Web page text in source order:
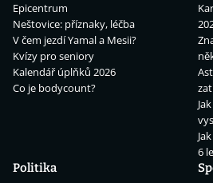
Epicentrum
Neštovice: příznaky, léčba
V čem jezdí Yamal a Mesii?
Kvízy pro seniory
Kalendář úplňků 2026
Co je bodycount?
6
Politika